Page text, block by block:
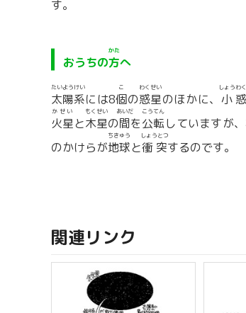
す。
おうちの方
かた
へ
太陽系
たいようけい
には8個
こ
の惑星
わくせい
のほかに、 小
しょうわ
火星
かせい
と木星
もくせい
の間
あいだ
を公転
こうてん
していますが
のかけらが地球
ちきゅう
と衝突
しょうとつ
するのです。
関連リンク